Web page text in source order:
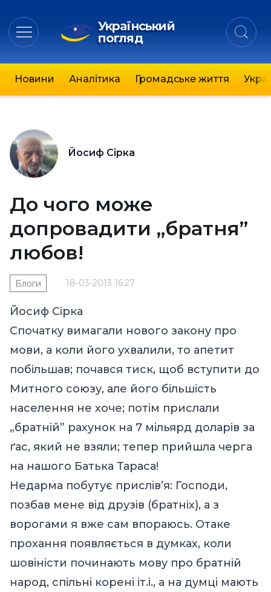
Український
погляд
Новини Аналітика Громадське життя
Йосиф Сірка
До чого може
допровадити „братня”
любов!
18-03-2013 16:27
Блоги
Йосиф Сірка
Спочатку вимагали нового закону про
мови, а коли його ухвалили, то апетит
побільшав; почався тиск, щоб вступити до
Митного союзу, але його більшість
населення не хоче; потім прислали
„братній” рахунок на 7 мільярд доларів за
ґас, який не взяли; тепер прийшла черга
на нашого Батька Тараса!
Недарма побутує прислів’я: Господи,
позбав мене від друзів (братніх), а з
ворогами я вже сам впораюсь. Отаке
прохання появляється в думках, коли
шовіністи починають мову про братній
народ, спільні корені іт.і., а на думці мають